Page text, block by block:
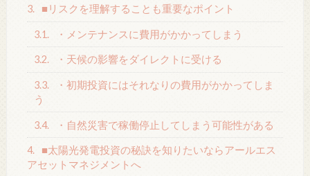
3. ■リスクを理解することも重要なポイント
3.1. ・メンテナンスに費用がかかってしまう
3.2. ・天候の影響をダイレクトに受ける
3.3.
・初期投資にはそれなりの費用がかかってしま
う
3.4. ・自然災害で稼働停止してしまう可能性がある
4.
■太陽光発電投資の秘訣を知りたいならアールエス
アセットマネジメントへ